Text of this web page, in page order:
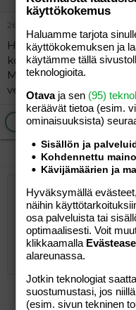
26.12.2005
Hei! Kertokaas muutkin
kokemuksistanne,
Montako
vedessä?
Ilmoita asiaton
Lihavoitu
KursivoituLista
Fontin koko
9
10
12
15
18
TekstiväriKirjasintyyli
Arial
Book
Yliviivaa
Tasaus Tasaa
Keskitä
Justify text
Paragraph format
Normal
Heading
Heading 3
LainausLisää video/media
Lisää taulukko
Insert
Tee uudelleen
BBCode-näkymä
Poista
Kirjoita vastaus...
käyttökokemus
Haluamme tarjota
käyttökokemuksen ja
käytämme tällä
teknologioita.
Otavaja sen (95)
keräävät tietoa (esim.
ominaisuuk­sista)
Sisällön ja
Kohdennettu
Kävijämäärien ja
Hyväksymällä
näihin
osa palveluista tai
optimaalisesti. Voit
klikkaamalla
alareunassa.
Jotkin teknologiat
suostumustasi, jos
(esim. sivun tekninen